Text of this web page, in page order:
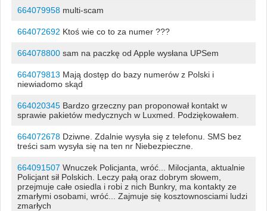
664079958multi-scam
664072692 Ktoś wie co to za numer ???
664078800sam na paczkę od Apple wysłana UPSem
664079813 Mają dostęp do bazy numerów z Polski i
niewiadomo skąd
664020345Bardzo grzeczny pan proponował kontakt w
sprawie pakietów medycznych w Luxmed. Podziękowałem.
664072678Dziwne. Zdalnie wysyła się z telefonu. SMS bez
treści sam wysyła się na ten nr Niebezpieczne.
664091507 Wnuczek Policjanta, wróć... Milocjanta, aktualnie
Policjant sił Polskich. Leczy pałą oraz dobrym słowem,
przejmuje całe osiedla i robi z nich Bunkry, ma kontakty ze
zmarłymi osobami, wróć... Zajmuje się kosztownosciami ludzi
zmarłych